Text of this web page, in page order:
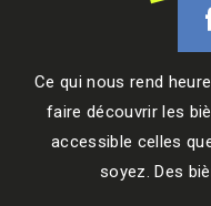
Ce qui nous rend
faire découvrir les
accessible celles
soyez. Des